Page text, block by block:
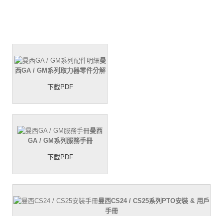
曼
西GA / GM系列取力器零件分解
下載PDF
曼西
GA / GM系列服務手冊
下載PDF
曼西CS24 / CS25系列PTO安裝 & 用戶
手冊